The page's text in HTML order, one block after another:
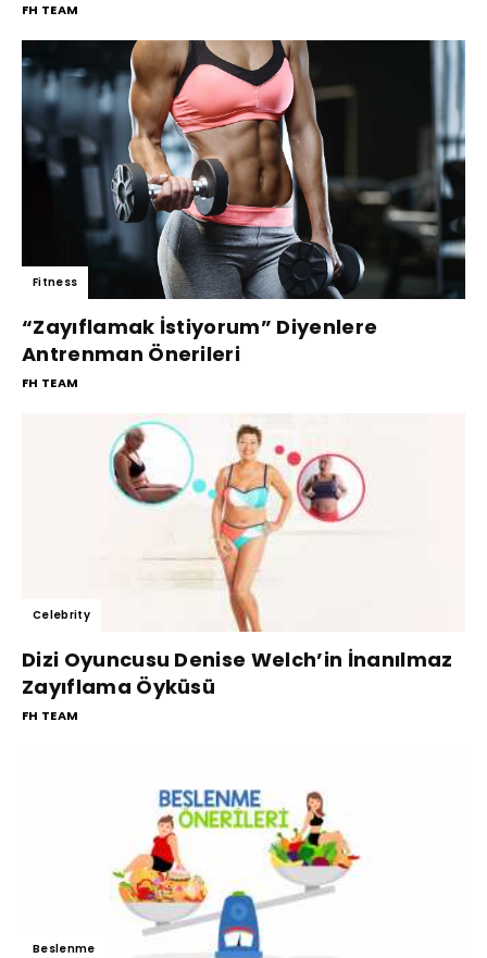
FH TEAM
Fitness
“Zayıflamak İstiyorum” Diyenlere
Antrenman Önerileri
FH TEAM
Celebrity
Dizi Oyuncusu Denise Welch’in İnanılmaz
Zayıflama Öyküsü
FH TEAM
Beslenme